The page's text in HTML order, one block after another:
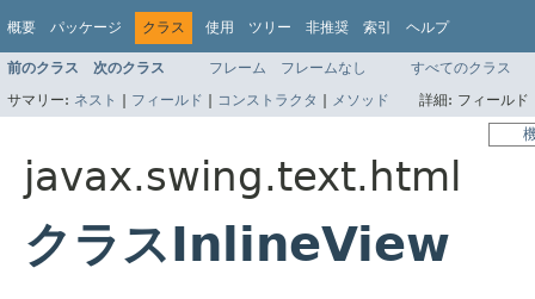
概要 パッケージ クラス 使用 ツリー 非推奨 索引 ヘルプ
前のクラス 次のクラス フレーム フレームなし
すべてのクラス
サマリー: ネスト | フィールド | コンストラクタ | メソッド 詳細: フィール
javax.swing.text.html
クラスInlineView